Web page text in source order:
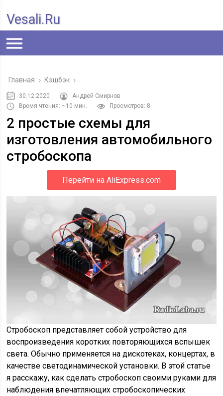
Vesali.ru
Главная › Кэшбэк ›
30.12.2020
Андрей Смирнов
Время чтения: ~10 мин.
Просмотров: 8
2 простые схемы для
изготовления автомобильного
стробоскопа
Перейти на AliExpress.com
Стробоскоп представляет собой устройство для
воспроизведения коротких повторяющихся вспышек
света. Обычно применяется на дискотеках, концертах, в
качестве светодинамической установки. В этой статье
я расскажу, как сделать стробоскоп своими руками для
наблюдения впечатляющих стробоскопических